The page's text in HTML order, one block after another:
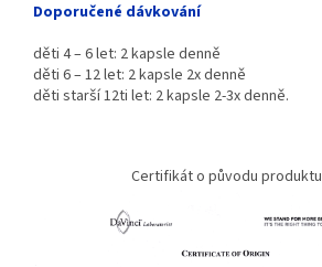
Doporučené dávkování
děti 4 – 6 let: 2 kapsle denně
děti 6 – 12 let: 2 kapsle 2x denně
děti starší 12ti let: 2 kapsle 2-3x denně.
Certifikát o původu produktu